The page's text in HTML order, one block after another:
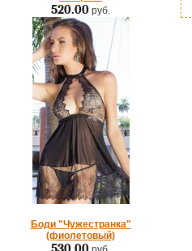
520.00 руб.
Боди "Чужестранка"
(фиолетовый)